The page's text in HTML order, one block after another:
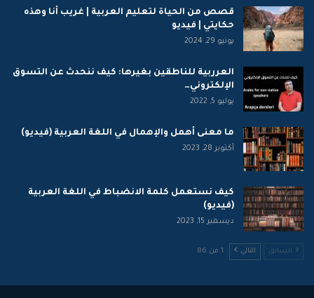
قصص من الحياة لتعليم العربية | غريب أنا وهذه
حكايتي | فيديو
يونيو 29, 2024
العرربية للناطقين بغيرها: كيف ننحدث عن التسوق
الإلكتروني…
يوليو 5, 2022
ما معنى أهمل والإهمال في اللغة العربية (فيديو)
أكتوبر 28, 2023
كيف نستعمل كلمة الانضباط في اللغة العربية
(فيديو)
ديسمبر 15, 2023
السابق التالي 1 من 86